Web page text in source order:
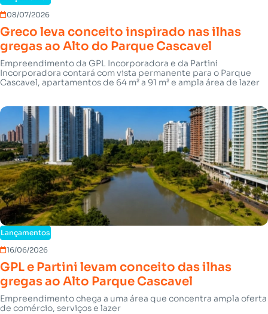
08/07/2026
Greco leva conceito inspirado nas ilhas
gregas ao Alto do Parque Cascavel
Empreendimento da GPL Incorporadora e da Partini
Incorporadora contará com vista permanente para o Parque
Cascavel, apartamentos de 64 m² a 91 m² e ampla área de lazer
Lançamentos
16/06/2026
GPL e Partini levam conceito das ilhas
gregas ao Alto Parque Cascavel
Empreendimento chega a uma área que concentra ampla oferta
de comércio, serviços e lazer